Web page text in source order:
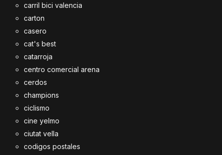
carril bici valencia
carton
casero
cat's best
catarroja
centro comercial arena
cerdos
champions
ciclismo
cine yelmo
ciutat vella
codigos postales